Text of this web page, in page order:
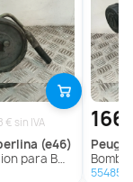
€ sin IVA
(e46)
3 Berlina (E46)
Bomba